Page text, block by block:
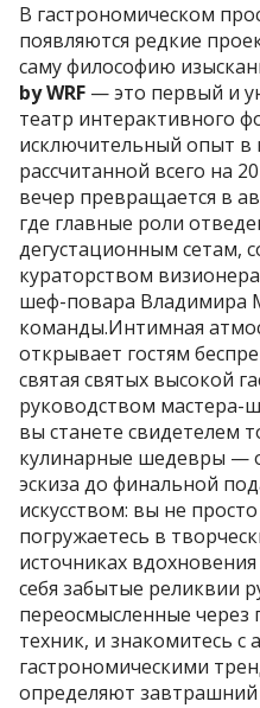
В гастрономическом
появляются редкие
саму философию
by WRF — это первый и
театр интерактивного
исключительный опыт в
рассчитанной всего на
вечер превращается в
где главные роли
дегустационным сетам,
кураторством
шеф-повара Владимира
команды.Интимная
открывает гостям
святая святых высокой
руководством мастера-
вы станете свидетелем
кулинарные шедевры —
эскиза до финальной
искусством: вы не
погружаетесь в
источниках
себя забытые реликвии
переосмысленные
техник, и знакомитесь с
гастрономическими
определяют